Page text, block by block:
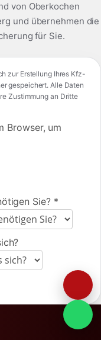
von Oberkochen
und übernehmen die
für Sie.
zur Erstellung Ihres Kfz-
gespeichert. Alle Daten
Zustimmung an Dritte
Browser, um
Sie? *